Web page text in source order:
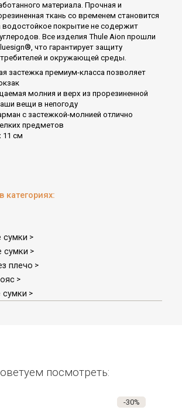
материала. Прочная и
ткань со временем становится
водостойкое покрытие не содержит
Все изделия Thule Aion прошли
что гарантирует защиту
и окружающей среды.
застежка премиум-класса позволяет
молния и верх из прорезиненной
вещи в непогоду
с застежкой-молнией отлично
предметов
11 см
категориях:
сумки >
сумки >
плечо >
>
сумки >
посмотреть:
-30%